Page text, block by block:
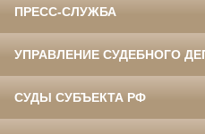
ПРЕСС-СЛУЖБА
УПРАВЛЕНИЕ СУДЕБНОГО
СУДЫ СУБЪЕКТА РФ